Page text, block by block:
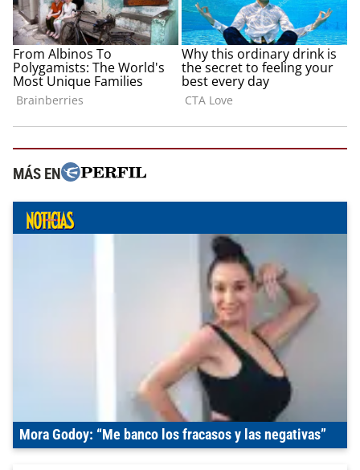
MÁS EN
Mora Godoy: “Me banco los fracasos y las negativas”